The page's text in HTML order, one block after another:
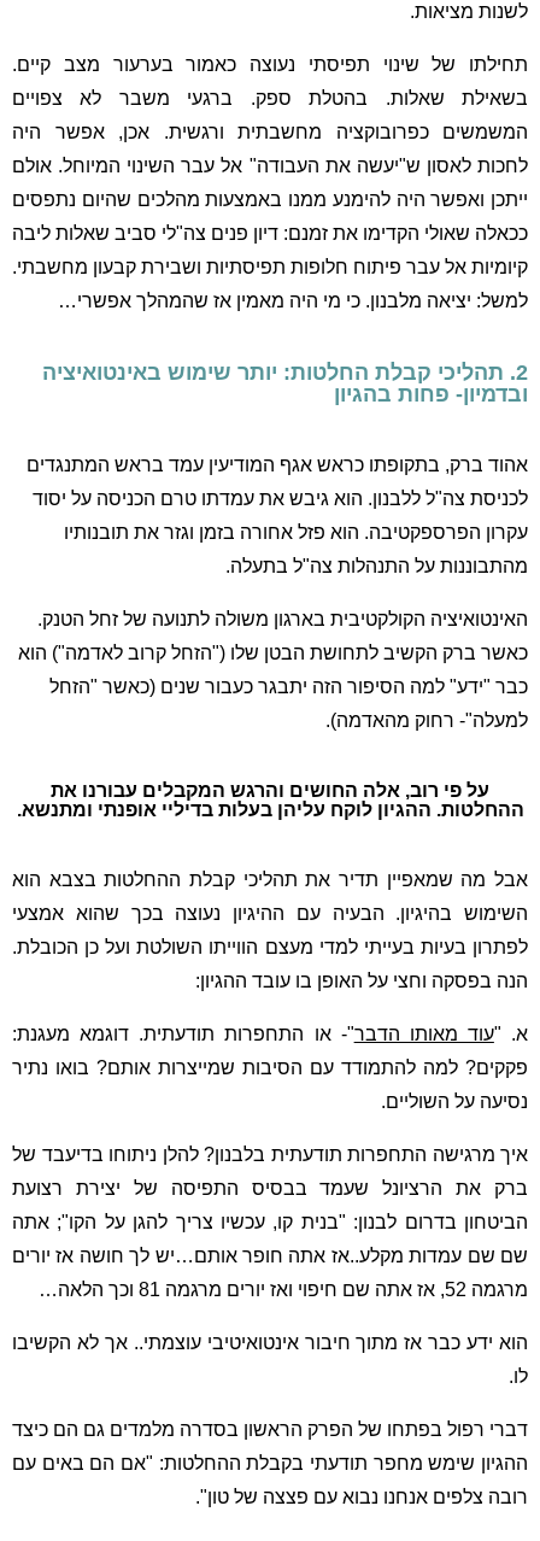
לשנות מציאות.
תחילתו של שינוי תפיסתי נעוצה כאמור בערעור מצב קיים.
בשאילת שאלות. בהטלת ספק. ברגעי משבר לא צפויים
המשמשים כפרובוקציה מחשבתית ורגשית. אכן, אפשר היה
לחכות לאסון ש"יעשה את העבודה" אל עבר השינוי המיוחל. אולם
ייתכן ואפשר היה להימנע ממנו באמצעות מהלכים שהיום נתפסים
ככאלה שאולי הקדימו את זמנם: דיון פנים צה"לי סביב שאלות ליבה
קיומיות אל עבר פיתוח חלופות תפיסתיות ושבירת קבעון מחשבתי.
למשל: יציאה מלבנון. כי מי היה מאמין אז שהמהלך אפשרי…
2. תהליכי קבלת החלטות: יותר שימוש באינטואיציה
ובדמיון- פחות בהגיון
אהוד ברק, בתקופתו כראש אגף המודיעין עמד בראש המתנגדים
לכניסת צה"ל ללבנון. הוא גיבש את עמדתו טרם הכניסה על יסוד
עקרון הפרספקטיבה. הוא פזל אחורה בזמן וגזר את תובנותיו
מהתבוננות על התנהלות צה"ל בתעלה.
האינטואיציה הקולקטיבית בארגון משולה לתנועה של זחל הטנק.
כאשר ברק הקשיב לתחושת הבטן שלו ("הזחל קרוב לאדמה") הוא
כבר "ידע" למה הסיפור הזה יתבגר כעבור שנים (כאשר "הזחל
למעלה"- רחוק מהאדמה).
על פי רוב, אלה החושים והרגש המקבלים עבורנו את
ההחלטות. ההגיון לוקח עליהן בעלות בדיליי אופנתי ומתנשא.
אבל מה שמאפיין תדיר את תהליכי קבלת ההחלטות בצבא הוא
השימוש בהיגיון. הבעיה עם ההיגיון נעוצה בכך שהוא אמצעי
לפתרון בעיות בעייתי למדי מעצם הווייתו השולטת ועל כן הכובלת.
הנה בפסקה וחצי על האופן בו עובד ההגיון:
א. "עוד מאותו הדבר"- או התחפרות תודעתית. דוגמא מעגנת:
פקקים? למה להתמודד עם הסיבות שמייצרות אותם? בואו נתיר
נסיעה על השוליים.
איך מרגישה התחפרות תודעתית בלבנון? להלן ניתוחו בדיעבד של
ברק את הרציונל שעמד בבסיס התפיסה של יצירת רצועת
הביטחון בדרום לבנון: "בנית קו, עכשיו צריך להגן על הקו"; אתה
שם שם עמדות מקלע..אז אתה חופר אותם…יש לך חושה אז יורים
מרגמה 52, אז אתה שם חיפוי ואז יורים מרגמה 81 וכך הלאה…
הוא ידע כבר אז מתוך חיבור אינטואיטיבי עוצמתי.. אך לא הקשיבו
לו.
דברי רפול בפתחו של הפרק הראשון בסדרה מלמדים גם הם כיצד
ההגיון שימש מחפר תודעתי בקבלת ההחלטות: "אם הם באים עם
רובה צלפים אנחנו נבוא עם פצצה של טון".